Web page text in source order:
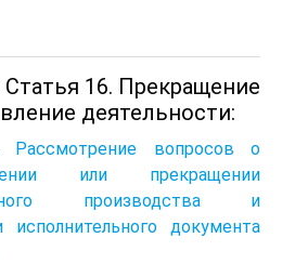
16. Прекращение
деятельности:
Рассмотрение вопросов о
или прекращении
производства и
исполнительного документа